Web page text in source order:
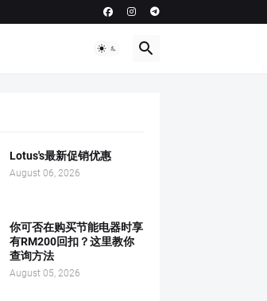
Lotus's最新促销优惠
August 06, 2026
你可否在购买节能电器时享
有RM200回扣？这里教你
查询方法
August 05, 2026